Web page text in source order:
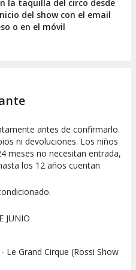
la taquilla del circo desde
del show con el email
o en el móvil
antes de confirmarlo.
ni devoluciones. Los niños
meses no necesitan entrada,
los 12 años cuentan
JUNIO
Le Grand Cirque (Rossi Show